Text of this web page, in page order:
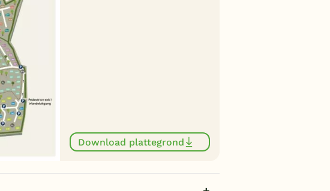
Download plattegrond